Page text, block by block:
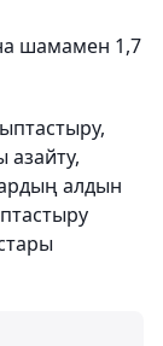
шамамен 1,7
азайту,
алдын